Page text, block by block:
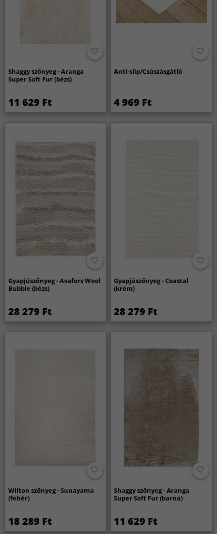
Shaggy szőnyeg - Aranga
Super Soft Fur (bézs)
11 629 Ft
Anti-slip/Csúszásgátló
4 969 Ft
Gyapjúszőnyeg - Avafors Wool
Bubble (bézs)
28 279 Ft
Gyapjúszőnyeg - Coastal
(krém)
28 279 Ft
Wilton szőnyeg - Sunayama
(fehér)
18 289 Ft
Shaggy szőnyeg - Aranga
Super Soft Fur (barna)
11 629 Ft